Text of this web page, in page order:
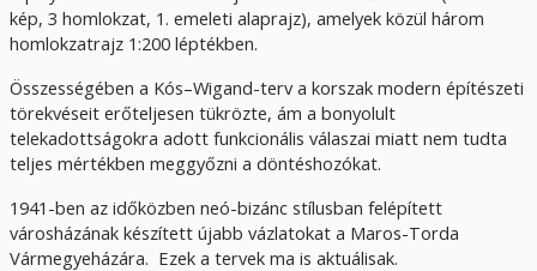
kép, 3 homlokzat, 1. emeleti alaprajz), amelyek közül három
homlokzatrajz 1:200 léptékben.
Összességében a Kós–Wigand-terv a korszak modern építészeti
törekvéseit erőteljesen tükrözte, ám a bonyolult
telekadottságokra adott funkcionális válaszai miatt nem tudta
teljes mértékben meggyőzni a döntéshozókat.
1941-ben az időközben neó-bizánc stílusban felépített
városházának készített újabb vázlatokat a Maros-Torda
Vármegyeházára. Ezek a tervek ma is aktuálisak.